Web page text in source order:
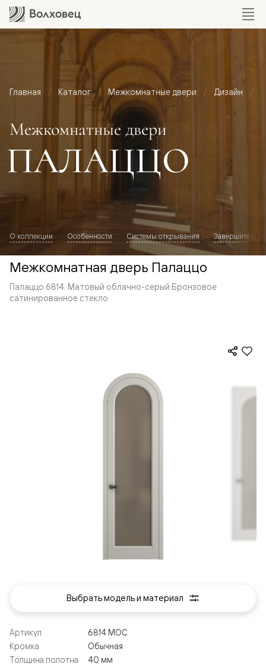
Главная Каталог Межкомнатные двери Дизайн
Межкомнатные двери
ПАЛАЦЦО
О коллекции Особенности Системы открывания Завершите
Межкомнатная дверь Палаццо
Палаццо 6814. Матовый облачно-серый Бронзовое
сатинированное стекло
Артикул
6814 МОС
Кромка
Обычная
Толщина полотна
40 мм
Выбрать модель и материал